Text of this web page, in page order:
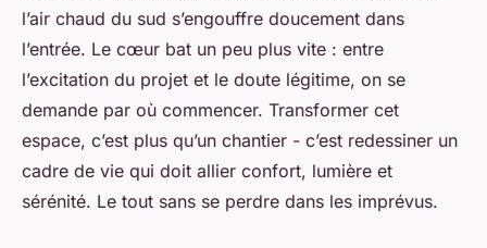
l’air chaud du sud s’engouffre doucement dans
l’entrée. Le cœur bat un peu plus vite : entre
l’excitation du projet et le doute légitime, on se
demande par où commencer. Transformer cet
espace, c’est plus qu’un chantier - c’est redessiner un
cadre de vie qui doit allier confort, lumière et
sérénité. Le tout sans se perdre dans les imprévus.